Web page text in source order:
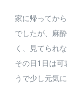
家に帰ってか
でしたが、麻
く、見てられ
その日1日は可
うで少し元気